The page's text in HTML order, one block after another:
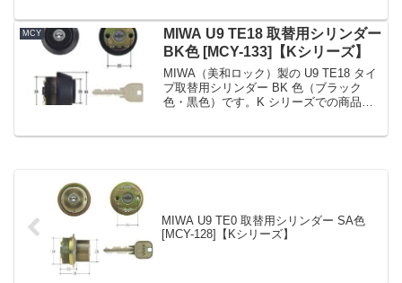
MIWA☆M-71...
MCY
MIWA U9 TE18 取替用シリンダー
BK色 [MCY-133]【Kシリーズ】
MIWA（美和ロック）製の U9 TE18 タイ
プ取替用シリンダー BK 色（ブラック
色・黒色）です。K シリーズでの商品名
MIWA U9 TE0 取替用シリンダー SA色
[MCY-128]【Kシリーズ】